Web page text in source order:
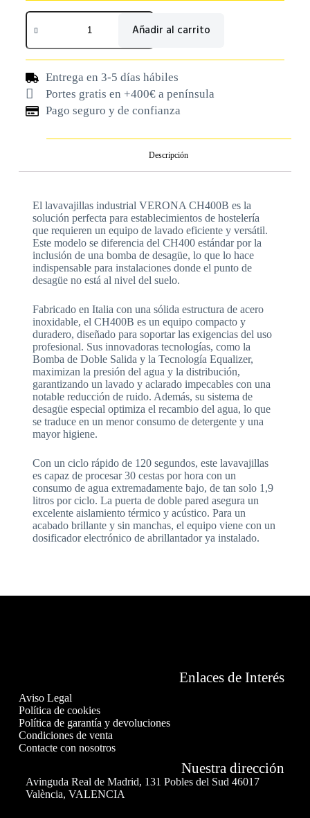
Añadir al carrito
Entrega en 3-5 días hábiles
Portes gratis en +400€ a península
Pago seguro y de confianza
Descripción
El lavavajillas industrial VERONA CH400B es la
solución perfecta para establecimientos de hostelería
que requieren un equipo de lavado eficiente y versátil.
Este modelo se diferencia del CH400 estándar por la
inclusión de una bomba de desagüe, lo que lo hace
indispensable para instalaciones donde el punto de
desagüe no está al nivel del suelo.
Fabricado en Italia con una sólida estructura de acero
inoxidable, el CH400B es un equipo compacto y
duradero, diseñado para soportar las exigencias del uso
profesional. Sus innovadoras tecnologías, como la
Bomba de Doble Salida y la Tecnología Equalizer,
maximizan la presión del agua y la distribución,
garantizando un lavado y aclarado impecables con una
notable reducción de ruido. Además, su sistema de
desagüe especial optimiza el recambio del agua, lo que
se traduce en un menor consumo de detergente y una
mayor higiene.
Con un ciclo rápido de 120 segundos, este lavavajillas
es capaz de procesar 30 cestas por hora con un
consumo de agua extremadamente bajo, de tan solo 1,9
litros por ciclo. La puerta de doble pared asegura un
excelente aislamiento térmico y acústico. Para un
acabado brillante y sin manchas, el equipo viene con un
dosificador electrónico de abrillantador ya instalado.
Enlaces de Interés
Aviso Legal
Política de cookies
Política de garantía y devoluciones
Condiciones de venta
Contacte con nosotros
Nuestra dirección
Avinguda Real de Madrid, 131 Pobles del Sud 46017
València, VALENCIA